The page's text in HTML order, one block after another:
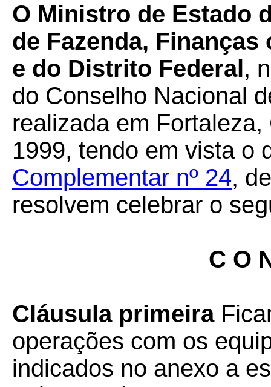
O Ministro de Estado
de Fazenda,
e do Distrito Federal,
do Conselho Nacional
realizada em
1999, tendo em vista o
Complementar nº 24,
resolvem celebrar o
C O
Cláusula primeira
operações com os
indicados no anexo a